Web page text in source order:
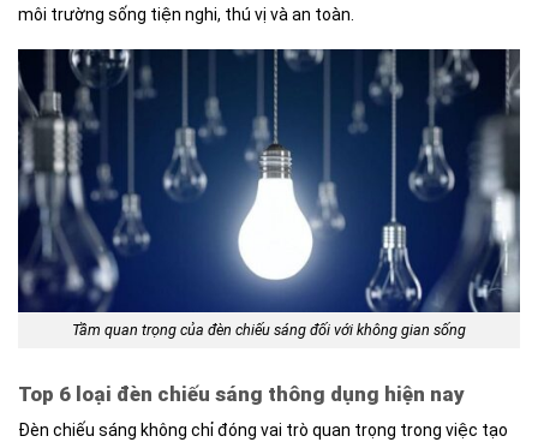
môi trường sống tiện nghi, thú vị và an toàn.
Tầm quan trọng của đèn chiếu sáng đối với không gian sống
Top 6 loại đèn chiếu sáng thông dụng hiện nay
Đèn chiếu sáng không chỉ đóng vai trò quan trọng trong việc tạo